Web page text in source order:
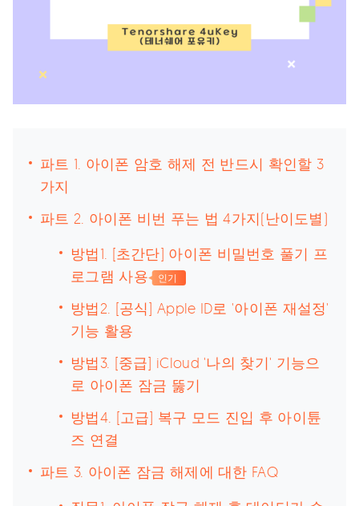
파트 1. 아이폰 암호 해제 전 반드시 확인할 3
가지
파트 2. 아이폰 비번 푸는 법 4가지(난이도별)
방법1. [초간단] 아이폰 비밀번호 풀기 프
로그램 사용
인기
방법2. [공식] Apple ID로 '아이폰 재설정'
기능 활용
방법3. [중급] iCloud '나의 찾기' 기능으
로 아이폰 잠금 뚫기
방법4. [고급] 복구 모드 진입 후 아이튠
즈 연결
파트 3. 아이폰 잠금 해제에 대한 FAQ